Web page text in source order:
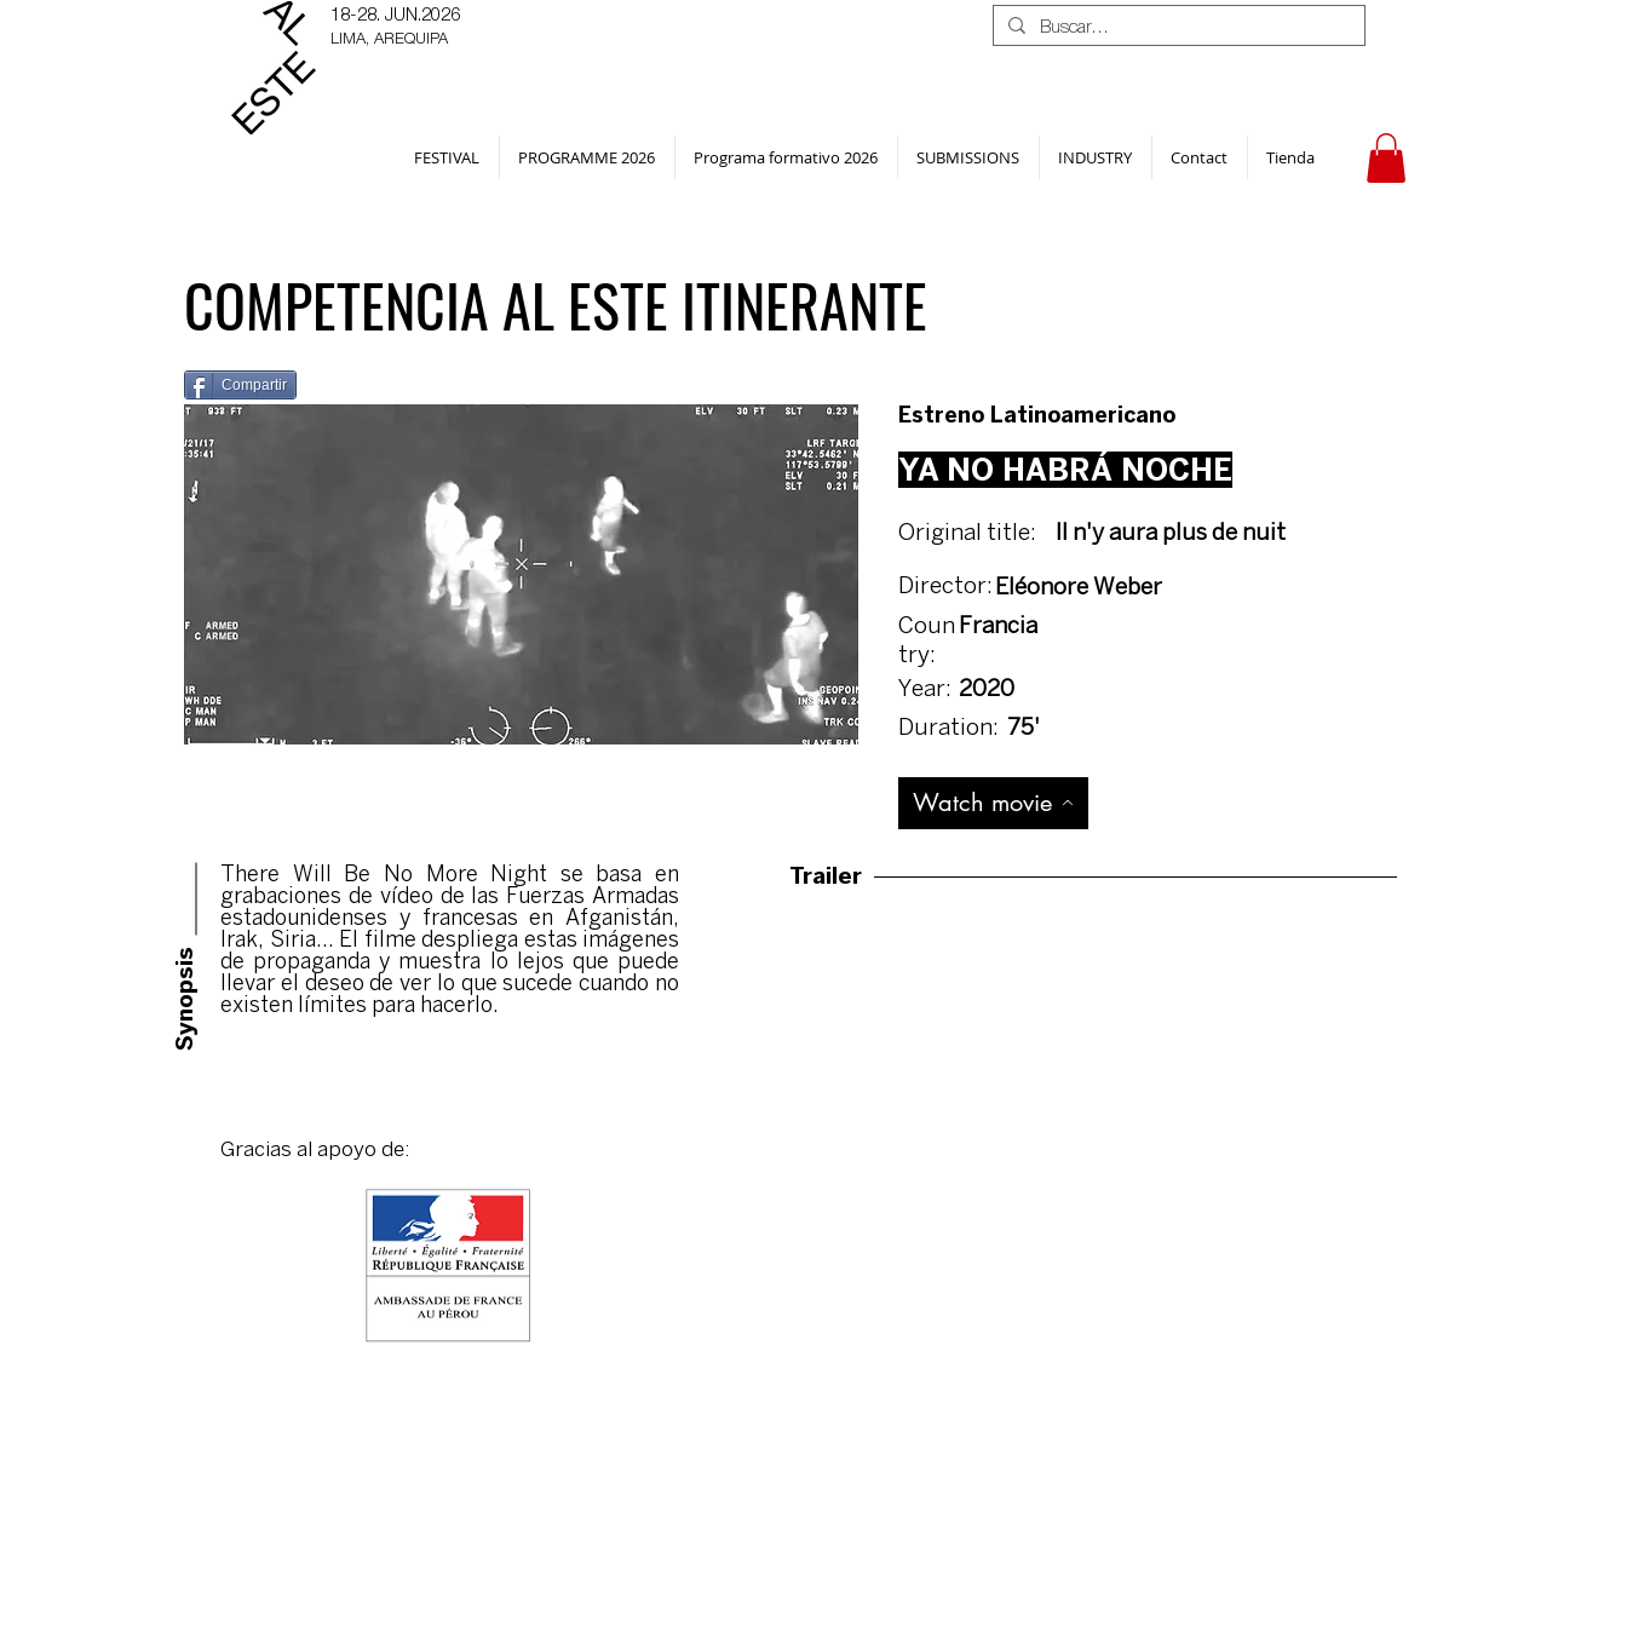
18-28. JUN.2026
LIMA, AREQUIPA
FESTIVAL PROGRAMME 2026 Programa formativo 2026 SUBMISSIONS INDUSTRY Contact Tienda
COMPETENCIA AL ESTE ITINERANTE
Compartir
Estreno Latinoamericano
YA NO HABRÁ NOCHE
Original title: ll n'y aura plus de nuit
Director: Eléonore Weber
Coun
try:
Year:
Francia
2020
Duration:
75'
Watch movie
Synopsis
There Will Be No More Night se basa en
grabaciones de vídeo de las Fuerzas Armadas
estadounidenses y francesas en Afganistán,
Irak, Siria... El filme despliega estas imágenes
de propaganda y muestra lo lejos que puede
llevar el deseo de ver lo que sucede cuando no
existen límites para hacerlo.
Gracias al apoyo de:
Trailer